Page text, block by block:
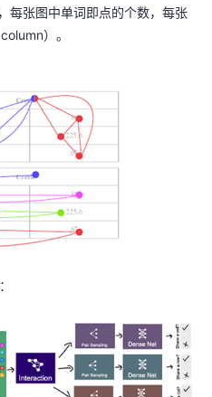
每张图中单词即点的个数，每张
column）。